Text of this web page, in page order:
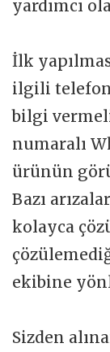
yardımcı
İlk
ilgili
bilgi
numaralı
ürünün
Bazı
kolayca
ekibine
Sizden